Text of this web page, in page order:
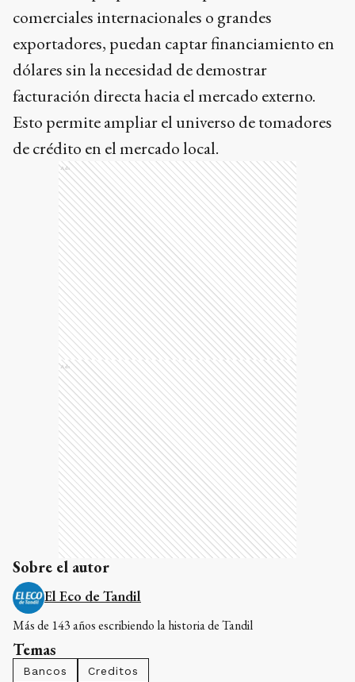
comerciales internacionales o grandes
exportadores, puedan captar financiamiento en
dólares sin la necesidad de demostrar
facturación directa hacia el mercado externo.
Esto permite ampliar el universo de tomadores
de crédito en el mercado local.
Ads
Ads
Sobre el autor
El Eco de Tandil
Más de 143 años escribiendo la historia de Tandil
Temas
Bancos Creditos